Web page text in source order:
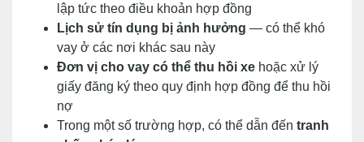
lập tức theo điều khoản hợp đồng
Lịch sử tín dụng bị ảnh hưởng — có thể khó
vay ở các nơi khác sau này
Đơn vị cho vay có thể thu hồi xe hoặc xử lý
giấy đăng ký theo quy định hợp đồng để thu hồi
nợ
Trong một số trường hợp, có thể dẫn đến tranh